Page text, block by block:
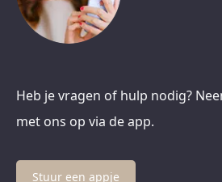
Heb je vragen of hulp nodig?
met ons op via de app.
Stuur een appje